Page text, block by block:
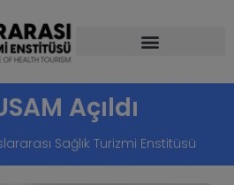
Açıldı
Sağlık Turizmi Enstitüsü